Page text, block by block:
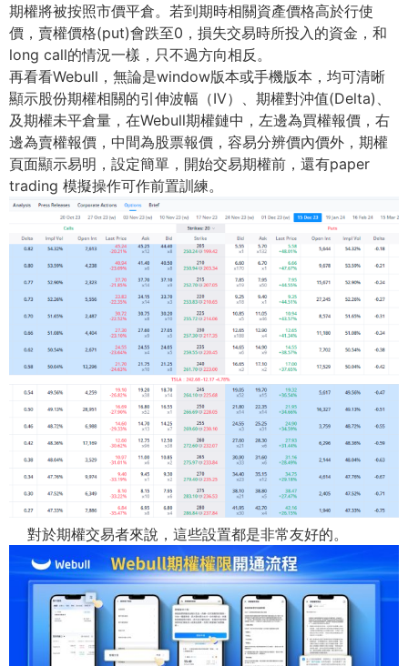
期權將被按照市價平倉。 若到期時相關資產價格高於行使
價，賣權價格(put)會跌至0， 損失交易時所投入的資金，和
long call的情況一樣，只不過方向相反。
再看看Webull，無論是window版本或手機版本， 均可清晰
顯示股份期權相關的引伸波幅（IV）、期權對沖值(Delta)、
及期權未平倉量，在Webull期權鏈中， 左邊為買權報價，右
邊為賣權報價，中間為股票報價， 容易分辨價內價外，期權
頁面顯示易明，設定簡單， 開始交易期權前，還有paper
trading 模擬操作可作前置訓練。
對於期權交易者來說，這些設置都是非常友好的。